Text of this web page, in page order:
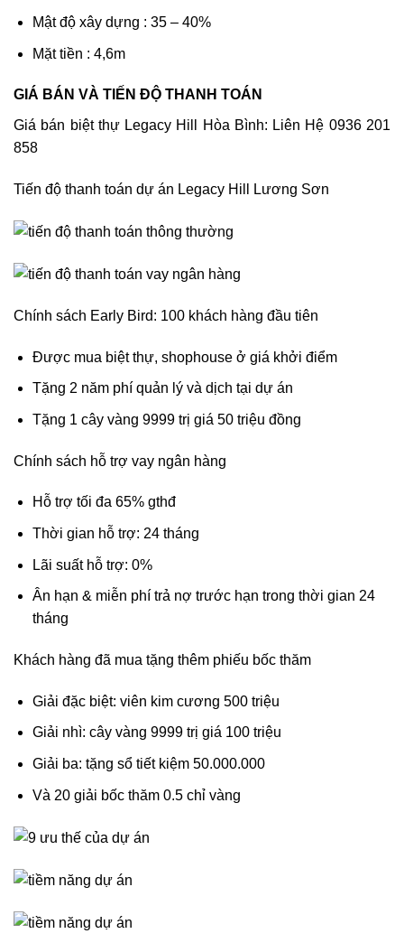
Mật độ xây dựng : 35 – 40%
Mặt tiền : 4,6m
GIÁ BÁN VÀ TIẾN ĐỘ THANH TOÁN
Giá bán biệt thự Legacy Hill Hòa Bình: Liên Hệ 0936 201
858
Tiến độ thanh toán dự án Legacy Hill Lương Sơn
Chính sách Early Bird: 100 khách hàng đầu tiên
Được mua biệt thự, shophouse ở giá khởi điểm
Tặng 2 năm phí quản lý và dịch tại dự án
Tặng 1 cây vàng 9999 trị giá 50 triệu đồng
Chính sách hỗ trợ vay ngân hàng
Hỗ trợ tối đa 65% gthđ
Thời gian hỗ trợ: 24 tháng
Lãi suất hỗ trợ: 0%
Ân hạn & miễn phí trả nợ trước hạn trong thời gian 24
tháng
Khách hàng đã mua tặng thêm phiếu bốc thăm
Giải đặc biệt: viên kim cương 500 triệu
Giải nhì: cây vàng 9999 trị giá 100 triệu
Giải ba: tặng sổ tiết kiệm 50.000.000
Và 20 giải bốc thăm 0.5 chỉ vàng